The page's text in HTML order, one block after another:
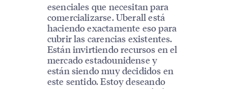
esenciales que necesitan para
comercializarse. Uberall está
haciendo exactamente eso para
cubrir las carencias existentes.
Están invirtiendo recursos en el
mercado estadounidense y
están siendo muy decididos en
este sentido. Estoy deseando